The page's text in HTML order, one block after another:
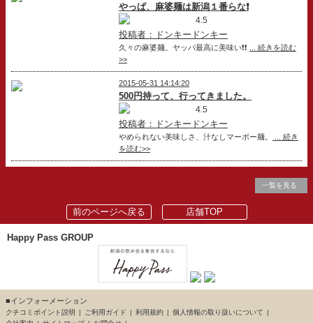
やっぱ、麻婆麺は新潟１番らな❗
4.5
投稿者：ドンキードンキー
久々の麻婆麺。ヤッパ最高に美味い❗❗
... 続きを読む
>>
2015-05-31 14:14:20
500円持って、行ってきました。
4.5
投稿者：ドンキードンキー
やめられない美味しさ、汁なしマーボー麺。
... 続き
を読む>>
一覧を見る
前のページへ戻る 店舗TOP
Happy Pass GROUP
■インフォーメーション
クチコミポイント説明 ご利用ガイド 利用規約
個人情報の取り扱いについて